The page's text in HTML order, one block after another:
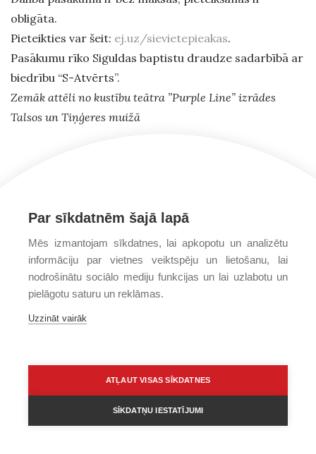
obligāta.
Pieteikties var šeit: ej.uz/sievietepieakas.
Pasākumu rīko Siguldas baptistu draudze sadarbībā ar
biedrību “S-Atvērts”.
Zemāk attēli no kustību teātra ”Purple Line” izrādes
Talsos un Tiņģeres muižā
Par sīkdatnēm šajā lapā
Mēs izmantojam sīkdatnes, lai apkopotu un analizētu
informāciju par vietnes veiktspēju un lietošanu, lai
nodrošinātu sociālo mediju funkcijas un lai uzlabotu un
pielāgotu saturu un reklāmas.
Uzzināt vairāk
ATĻAUT VISAS SĪKDATNES
SĪKDATŅU IESTATĪJUMI